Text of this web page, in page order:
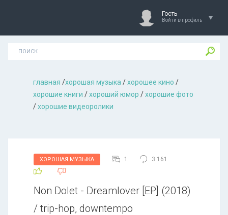
Гость
Войти в профиль
главная /хорошая музыкa /хорошее кино /
хорошие книги /хороший юмор /хорошие фото
/хорошие видеоролики
ХОРОШАЯ МУЗЫКА 1 3 161
Non Dolet - Dreamlover [EP] (2018)
/ trip-hop, downtempo